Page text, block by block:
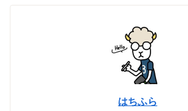
はちふら